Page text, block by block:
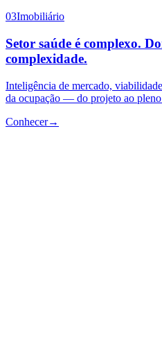
03Imobiliário
Setor saúde é complexo.
complexidade.
Inteligência de mercado,
da ocupação — do projeto ao
Conhecer→